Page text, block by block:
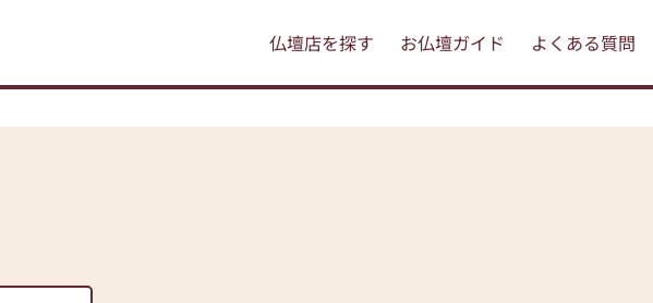
仏壇店を探す お仏壇ガイド よくある質問